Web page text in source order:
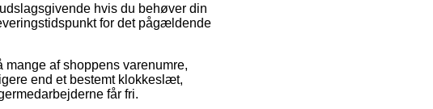
hvis du behøver din
for det pågældende
af shoppens varenumre,
end et bestemt klokkeslæt,
får fri.